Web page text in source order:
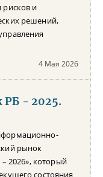
рисков и
решений,
4 Мая 2026
РБ - 2025.
рынок
2026», который
состояния